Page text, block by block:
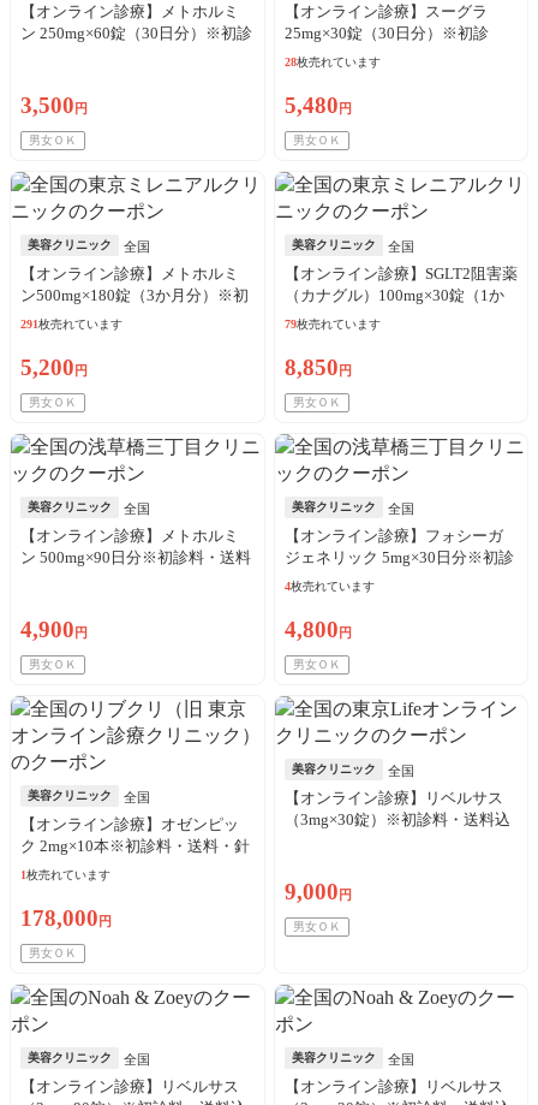
【オンライン診療】メトホルミ
ン 250mg×60錠（30日分）※初診
3,500 円
男女ＯＫ
【オンライン診療】スーグラ
25mg×30錠（30日分）※初診
料・送料込
28枚売れています
5,480 円
男女ＯＫ
美容クリニック 全国
【オンライン診療】メトホルミ
ン500mg×180錠（3か月分）※初
診料・送料込
291枚売れています
5,200 円
男女ＯＫ
美容クリニック 全国
【オンライン診療】SGLT2阻害薬
（カナグル）100mg×30錠（1か
月分）※初診料・送料込
79枚売れています
8,850 円
男女ＯＫ
美容クリニック 全国
【オンライン診療】メトホルミ
ン 500mg×90日分※初診料・送料
4,900 円
男女ＯＫ
美容クリニック 全国
【オンライン診療】フォシーガ
ジェネリック 5mg×30日分※初診
料・送料込
4枚売れています
4,800 円
男女ＯＫ
美容クリニック 全国
【オンライン診療】オゼンピッ
ク 2mg×10本※初診料・送料・針
代・アルコール綿込／リピート
1枚売れています
178,000 円
男女ＯＫ
美容クリニック 全国
【オンライン診療】リベルサス
（3mg×30錠）※初診料・送料込
9,000 円
男女ＯＫ
美容クリニック 全国
【オンライン診療】リベルサス
美容クリニック 全国
【オンライン診療】リベルサス